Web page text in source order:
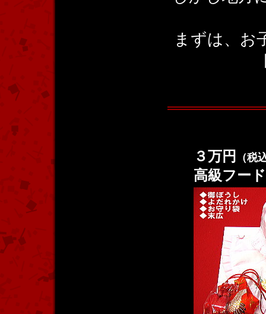
まずは、お
３万円 （税
高級フー